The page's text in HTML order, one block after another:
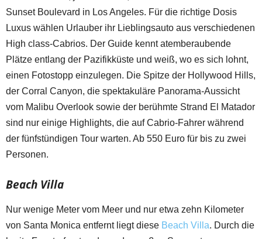
Sunset Boulevard in Los Angeles. Für die richtige Dosis
Luxus wählen Urlauber ihr Lieblingsauto aus verschiedenen
High class-Cabrios. Der Guide kennt atemberaubende
Plätze entlang der Pazifikküste und weiß, wo es sich lohnt,
einen Fotostopp einzulegen. Die Spitze der Hollywood Hills,
der Corral Canyon, die spektakuläre Panorama-Aussicht
vom Malibu Overlook sowie der berühmte Strand El Matador
sind nur einige Highlights, die auf Cabrio-Fahrer während
der fünfstündigen Tour warten. Ab 550 Euro für bis zu zwei
Personen.
Beach Villa
Nur wenige Meter vom Meer und nur etwa zehn Kilometer
von Santa Monica entfernt liegt diese Beach Villa. Durch die